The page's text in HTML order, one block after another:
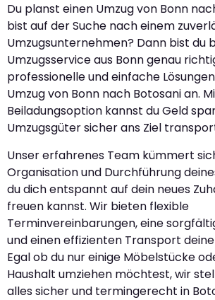
Du planst einen Umzug von Bonn
bist auf der Suche nach einem
Umzugsunternehmen? Dann bist du
Umzugsservice aus Bonn genau
professionelle und einfache
Umzug von Bonn nach Botosani an.
Beiladungsoption kannst du Geld
Umzugsgüter sicher ans Ziel
Unser erfahrenes Team kümmert
Organisation und Durchführung
du dich entspannt auf dein neues
freuen kannst. Wir bieten flexible
Terminvereinbarungen, eine
und einen effizienten Transport
Egal ob du nur einige Möbelstücke
Haushalt umziehen möchtest, wir
alles sicher und termingerecht in